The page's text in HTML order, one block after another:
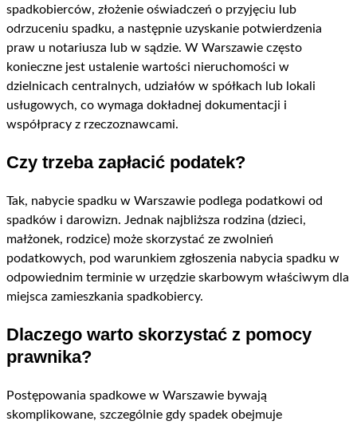
spadkobierców, złożenie oświadczeń o przyjęciu lub
odrzuceniu spadku, a następnie uzyskanie potwierdzenia
praw u notariusza lub w sądzie. W Warszawie często
konieczne jest ustalenie wartości nieruchomości w
dzielnicach centralnych, udziałów w spółkach lub lokali
usługowych, co wymaga dokładnej dokumentacji i
współpracy z rzeczoznawcami.
Czy trzeba zapłacić podatek?
Tak, nabycie spadku w Warszawie podlega podatkowi od
spadków i darowizn. Jednak najbliższa rodzina (dzieci,
małżonek, rodzice) może skorzystać ze zwolnień
podatkowych, pod warunkiem zgłoszenia nabycia spadku w
odpowiednim terminie w urzędzie skarbowym właściwym dla
miejsca zamieszkania spadkobiercy.
Dlaczego warto skorzystać z pomocy
prawnika?
Postępowania spadkowe w Warszawie bywają
skomplikowane, szczególnie gdy spadek obejmuje